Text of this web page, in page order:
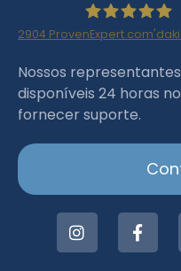
2904
Nossos
disponíveis 24 horas
fornecer suporte.